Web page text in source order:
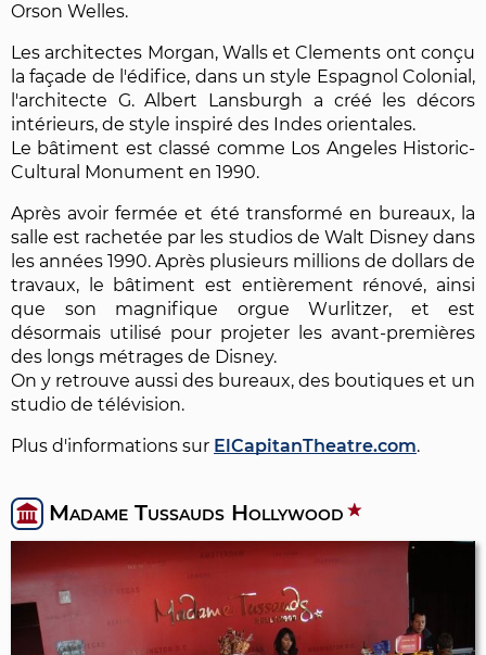
Orson Welles.
Les architectes Morgan, Walls et Clements ont conçu
la façade de l'édifice, dans un style Espagnol Colonial,
l'architecte G. Albert Lansburgh a créé les décors
intérieurs, de style inspiré des Indes orientales.
Le bâtiment est classé comme Los Angeles Historic-
Cultural Monument en 1990.
Après avoir fermée et été transformé en bureaux, la
salle est rachetée par les studios de Walt Disney dans
les années 1990. Après plusieurs millions de dollars de
travaux, le bâtiment est entièrement rénové, ainsi
que son magnifique orgue Wurlitzer, et est
désormais utilisé pour projeter les avant-premières
des longs métrages de Disney.
On y retrouve aussi des bureaux, des boutiques et un
studio de télévision.
Plus d'informations sur ElCapitanTheatre.com.
Madame Tussauds Hollywood